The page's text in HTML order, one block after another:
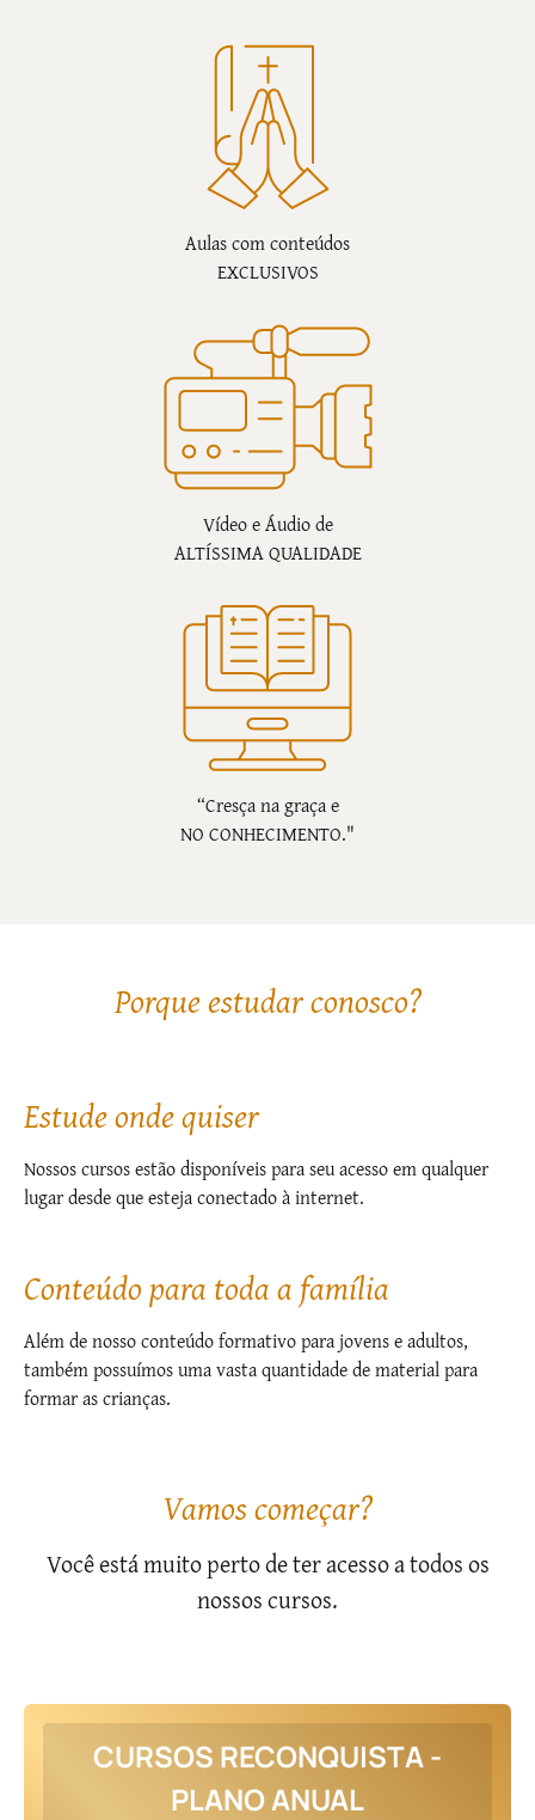
Aulas com conteúdos
EXCLUSIVOS
Vídeo e Áudio de
ALTÍSSIMA QUALIDADE
“Cresça na graça e
NO CONHECIMENTO."
Porque estudar conosco?
Estude onde quiser
Nossos cursos estão disponíveis para seu acesso em qualquer
lugar desde que esteja conectado à internet.
Conteúdo para toda a família
Além de nosso conteúdo formativo para jovens e adultos,
também possuímos uma vasta quantidade de material para
formar as crianças.
Vamos começar?
Você está muito perto de ter acesso a todos os
nossos cursos.
CURSOS RECONQUISTA -
PLANO ANUAL